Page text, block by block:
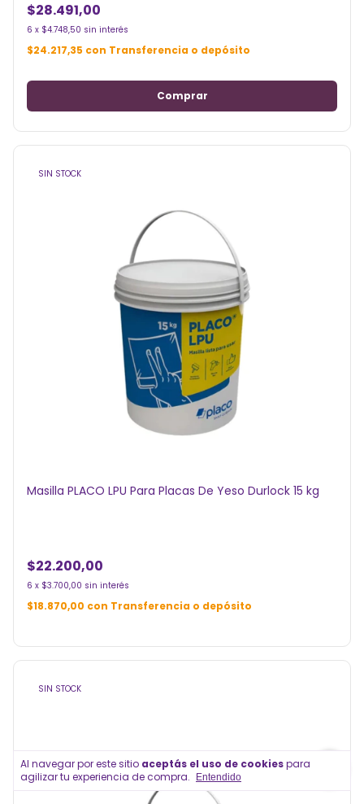
Al navegar por este sitio aceptás el uso de cookiespara
agilizar tu experiencia de compra.
Entendido
$28.491,00
6 x $4.748,50 sin interés
$24.217,35 con Transferencia o depósito
SIN STOCK
Masilla PLACO LPU Para Placas De Yeso Durlock 15 kg
$22.200,00
6 x $3.700,00 sin interés
$18.870,00 con Transferencia o depósito
SIN STOCK